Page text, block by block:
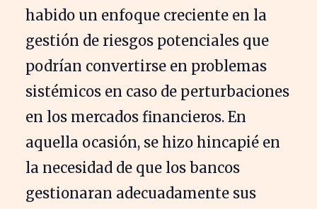
habido un enfoque creciente en la
gestión de riesgos potenciales que
podrían convertirse en problemas
sistémicos en caso de perturbaciones
en los mercados financieros. En
aquella ocasión, se hizo hincapié en
la necesidad de que los bancos
gestionaran adecuadamente sus